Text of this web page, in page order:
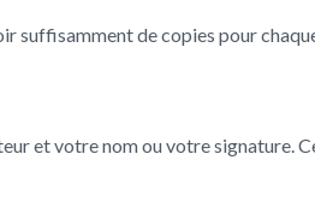
suffisamment de copies pour
et votre nom ou votre signature.